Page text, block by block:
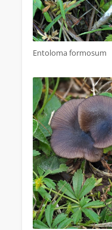
Entoloma formosum